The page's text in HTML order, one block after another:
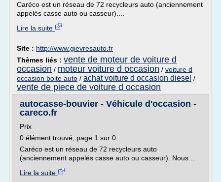
Caréco est un réseau de 72 recycleurs auto (anciennement
appelés casse auto ou casseur)....
Lire la suite
Site : http://www.gievresauto.fr
Thèmes liés : vente de moteur de voiture d
occasion / moteur voiture d occasion / voiture d
occasion boite auto / achat voiture d occasion diesel /
vente de piece de voiture d occasion
autocasse-bouvier - Véhicule d'occasion -
careco.fr
Prix
0 élément trouvé, page 1 sur 0.
Caréco est un réseau de 72 recycleurs auto
(anciennement appelés casse auto ou casseur). Nous...
Lire la suite